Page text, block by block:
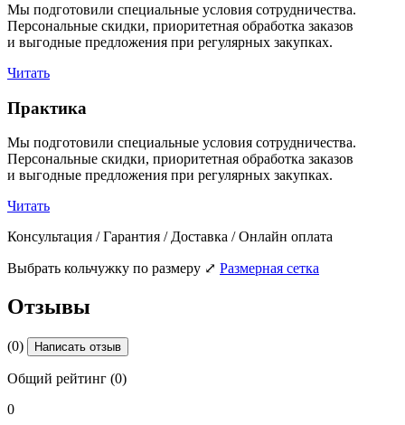
Мы подготовили специальные условия сотрудничества.
Персональные скидки, приоритетная обработка заказов
и выгодные предложения при регулярных закупках.
Читать
Практика
Мы подготовили специальные условия сотрудничества.
Персональные скидки, приоритетная обработка заказов
и выгодные предложения при регулярных закупках.
Читать
Консультация / Гарантия / Доставка / Онлайн оплата
Выбрать кольчужку по размеру ⤢ Размерная сетка
Отзывы
(0) Написать отзыв
Общий рейтинг (0)
0